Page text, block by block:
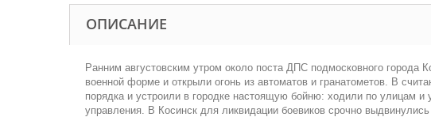
ОПИСАНИЕ
Ранним августовским утром около поста ДПС подмосковного
военной форме и открыли огонь из автоматов и гранатометов. В
порядка и устроили в городке настоящую бойню: ходили по улицам
управления. В Косинск для ликвидации боевиков срочно